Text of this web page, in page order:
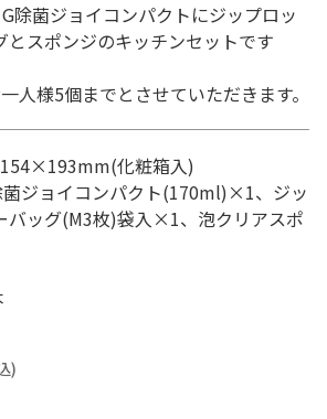
除菌ジョイコンパクトにジップロッ
とスポンジのキッチンセットです
人様5個までとさせていただきます。
化粧箱入)
ジョイコンパクト(170ml)×1、ジッ
バッグ(M3枚)袋入×1、泡クリアスポ
)